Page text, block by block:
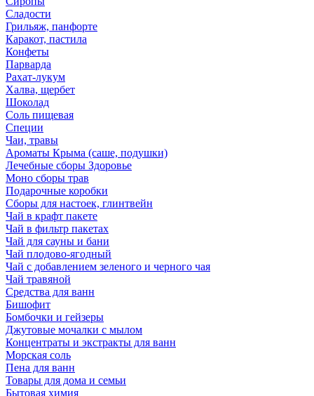
Сладости
Грильяж, панфорте
Каракот, пастила
Конфеты
Парварда
Рахат-лукум
Халва, щербет
Шоколад
Соль пищевая
Специи
Чаи, травы
Ароматы Крыма (саше, подушки)
Лечебные сборы Здоровье
Моно сборы трав
Подарочные коробки
Сборы для настоек, глинтвейн
Чай в крафт пакете
Чай в фильтр пакетах
Чай для сауны и бани
Чай плодово-ягодный
Чай с добавлением зеленого и черного чая
Чай травяной
Средства для ванн
Бишофит
Бомбочки и гейзеры
Джутовые мочалки с мылом
Концентраты и экстракты для ванн
Морская соль
Пена для ванн
Товары для дома и семьи
Бытовая химия